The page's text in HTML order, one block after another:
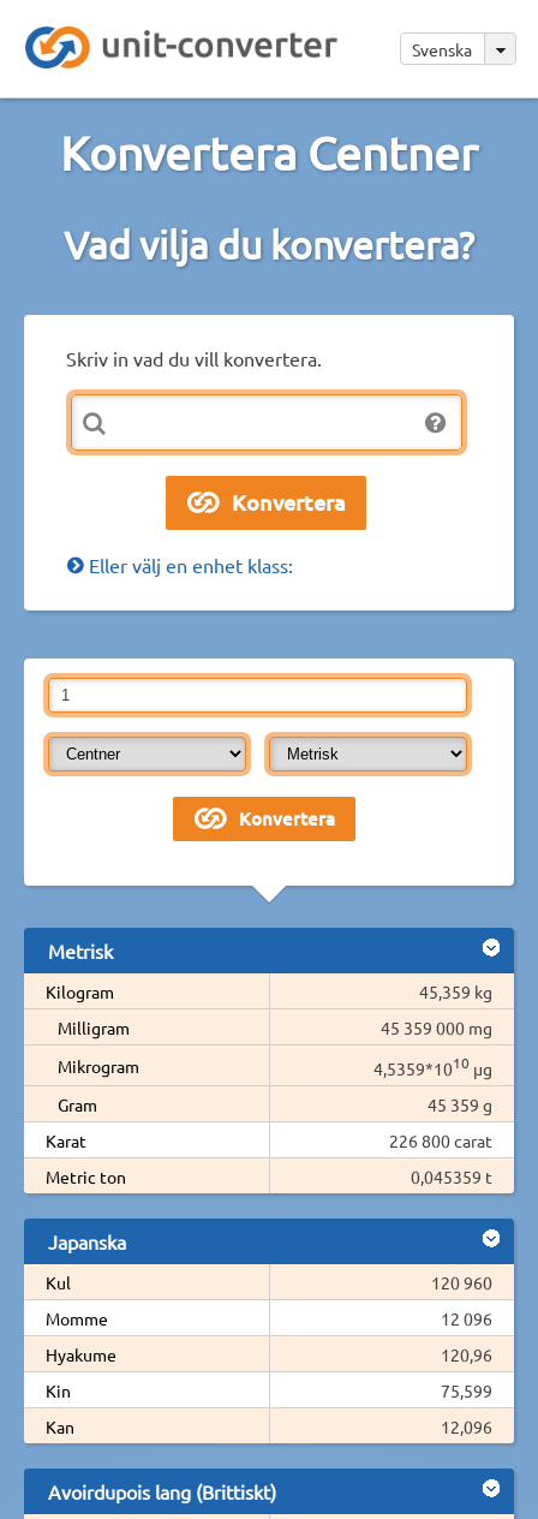
Svenska
Konvertera Centner
Vad vilja du konvertera?
Skriv in vad du vill konvertera.
Eller välj en enhet klass:
Metrisk
Kilogram
45,359 kg
Milligram
45 359 000 mg
Mikrogram
4,5359*1010 µg
Gram
45 359 g
Karat
226 800 carat
Metric ton
0,045359 t
Japanska
Kul
120 960
Momme
12 096
Hyakume
120,96
Kin
75,599
Kan
12,096
Avoirdupois lang (Brittiskt)